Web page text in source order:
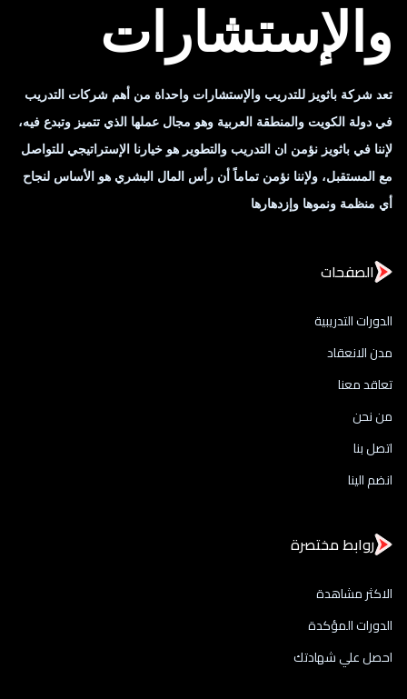
والإستشارات
تعد شركة باثويز للتدريب والإستشارات واحداة من أهم شركات التدريب
في دولة الكويت والمنطقة العربية وهو مجال عملها الذي تتميز وتبدع فيه،
لإننا في باثويز نؤمن ان التدريب والتطوير هو خيارنا الإستراتيجي للتواصل
مع المستقبل، ولإننا نؤمن تماماً أن رأس المال البشري هو الأساس لنجاح
أي منظمة ونموها وإزدهارها
الصفحات
الدورات التدريبية
مدن الانعقاد
تعاقد معنا
من نحن
اتصل بنا
انضم الينا
روابط مختصرة
الاكثر مشاهدة
الدورات المؤكدة
احصل علي شهادتك